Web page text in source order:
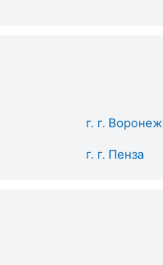
г. г. Воронеж
г. г. Пенза